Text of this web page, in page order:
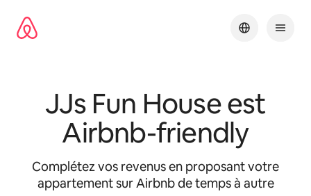
directement
JJs Fun Houseest
Airbnb-friendly
Complétez vos revenus en proposant votre
appartement sur Airbnb de temps à autre